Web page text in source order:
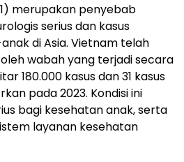
merupakan penyebab
serius dan kasus
di Asia. Vietnam telah
wabah yang terjadi secara
180.000 kasus dan 31 kasus
pada 2023. Kondisi ini
bagi kesehatan anak, serta
layanan kesehatan